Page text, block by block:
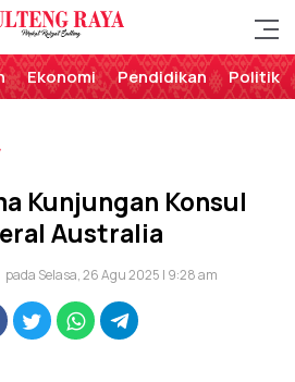
Sulteng Raya
Rakyat Sulteng
Ekonomi Pendidikan Politik
Kunjungan Konsul
Australia
pada Selasa, 26 Agu 2025 | 9:28 am